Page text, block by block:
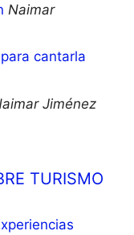
Naimar
cantarla
Jiménez
TURISMO